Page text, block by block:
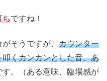
ちですね！
そうですが、 カウンター
くカンカンとした音、あ
す。（ある意味、臨場感が